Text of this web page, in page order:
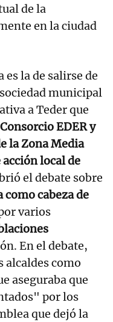
de la
en la ciudad
es la de salirse de
municipal
a Teder que
EDER y
la Zona Media
local de
el debate sobre
cabeza de
varios
En el debate,
alcaldes como
aseguraba que
por los
que dejó la